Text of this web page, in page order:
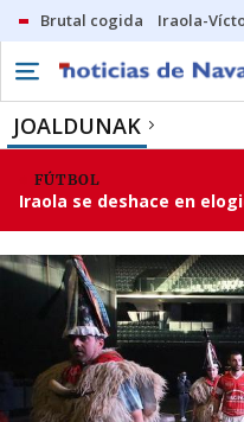
Brutal cogida Iraola-
JOALDUNAK
FÚTBOL
Iraola se deshace en